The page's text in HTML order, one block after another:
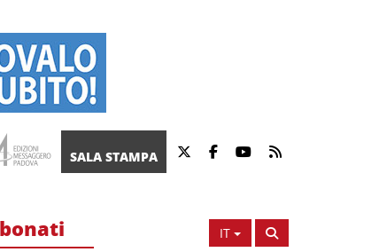
SALA STAMPA
IT